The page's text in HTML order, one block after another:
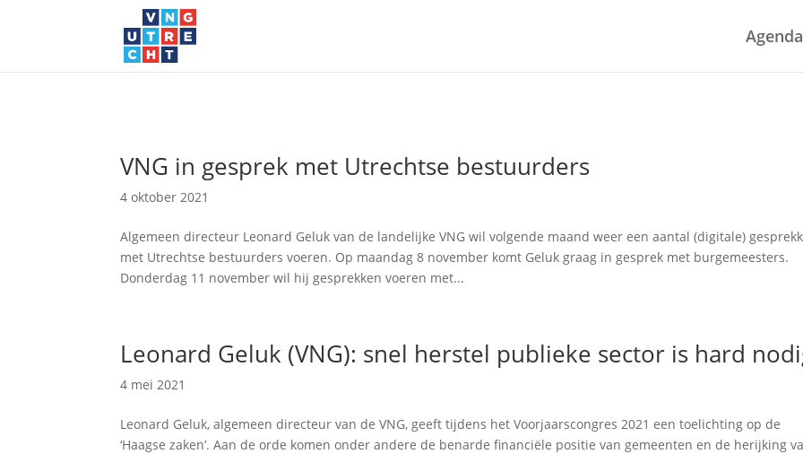
Agenda
VNG in gesprek met Utrechtse bestuurders
4 oktober 2021
Algemeen directeur Leonard Geluk van de landelijke VNG wil volgende maand weer een aantal (digitale)
met Utrechtse bestuurders voeren. Op maandag 8 november komt Geluk graag in gesprek met burgemeesters.
Donderdag 11 november wil hij gesprekken voeren met...
Leonard Geluk (VNG): snel herstel publieke sector is hard
4 mei 2021
Leonard Geluk, algemeen directeur van de VNG, geeft tijdens het Voorjaarscongres 2021 een toelichting op de
‘Haagse zaken’. Aan de orde komen onder andere de benarde financiële positie van gemeenten en de herijking